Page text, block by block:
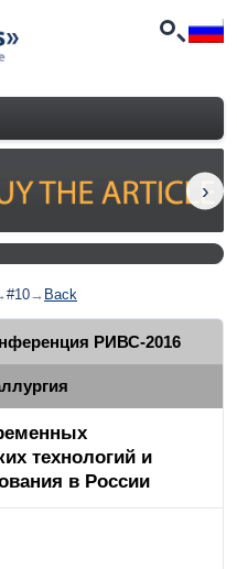
#10→ Back
РИВС-2016
технологий и
в России